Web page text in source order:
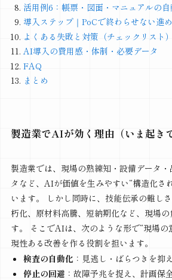
活用例6：帳票・図面・マニュアルの
導入ステップ｜PoCで終わらせない進
よくある失敗と対策（チェックリスト）
AI導入の費用感・体制・必要データ
FAQ
まとめ
製造業でAIが効く理由（いま起き
製造業では、現場の熟練知・設備データ
タなど、AIが価値を生みやすい“構造化さ
います。 しかし同時に、技能伝承の難し
朽化、原材料高騰、短納期化など、現場
す。 そこでAIは、次のような形で“現場の
現性ある改善を作る役割を担います。
検査の自動化 ：見逃し・ばらつきを抑
停止の回避 ：故障予兆を捉え、計画保